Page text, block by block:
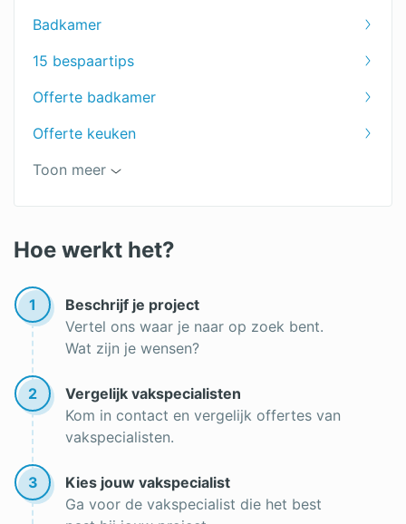
Keukenrenovatie
Aanbouw
Badkamer
15 bespaartips
Offerte badkamer
Offerte keuken
Offerte verbouwing
Goedkope aanbouw
Aanbouw vergunning
Aanbouw woning
Toon meer
Hoe werkt het?
1
Beschrijf je project
Vertel ons waar je naar op zoek bent.
Wat zijn je wensen?
2
Vergelijk vakspecialisten
Kom in contact en vergelijk offertes van
vakspecialisten.
3
Kies jouw vakspecialist
Ga voor de vakspecialist die het best